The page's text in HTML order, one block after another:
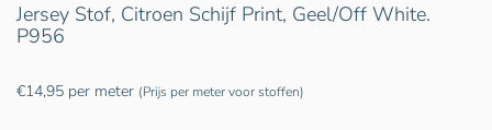
Jersey Stof, Citroen Schijf Print, Geel/Off White.
P956
€14,95 per meter (Prijs per meter voor stoffen)